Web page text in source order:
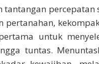
tantangan
pertanahan,
untuk
tuntas.